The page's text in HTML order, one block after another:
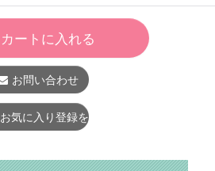
カートに入れる
お問い合わせ
お気に入り登録をする